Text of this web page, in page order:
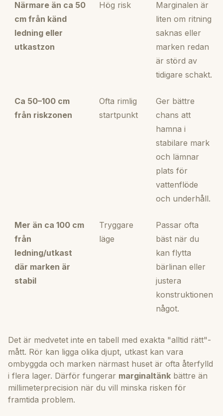
Närmare än ca 50
cm från känd
ledning eller
utkastzon
Hög risk
Marginalen är
liten om ritning
saknas eller
marken redan
är störd av
tidigare schakt.
Ca 50–100 cm
från riskzonen
Ofta rimlig
startpunkt
Ger bättre
chans att
hamna i
stabilare mark
och lämnar
plats för
vattenflöde
och underhåll.
Mer än ca 100 cm
från
ledning/utkast
där marken är
stabil
Tryggare
läge
Passar ofta
bäst när du
kan flytta
bärlinan eller
justera
konstruktionen
något.
Det är medvetet inte en tabell med exakta "alltid rätt"-
mått. Rör kan ligga olika djupt, utkast kan vara
ombyggda och marken närmast huset är ofta återfylld
i flera lager. Därför fungerar marginaltänk bättre än
millimeterprecision när du vill minska risken för
framtida problem.